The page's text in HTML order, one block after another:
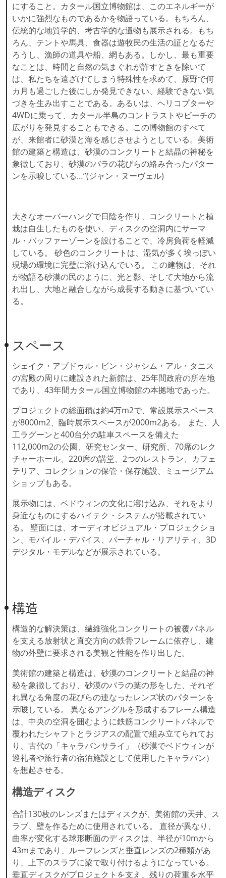
にすること。カタール国立博物館は、このエネルギーが
いかに強烈なものであるかを物語っている。もちろん、
伝統的な地質学的、考古学的な遺物も展示される。もち
ろん、テントや馬具、食器は遊牧民の生活の証となるだ
ろうし、漁師の道具や船、網もある。しかし、最も重要
なことは、時間と自然の気まぐれが許すときを除いて
は、私たちを遠ざけてしまう特殊性を求めて、原野で何
カ月も過ごした後にしか発見できない、経験できない気
づきを生み出すことである。あるいは、ヘリコプターや
4WDに乗って、カタール半島のコントラストやビーチの
広がりを発見することもできる。この博物館のすべて
が、来館者に砂漠と海を感じさせようとしている。美術
館の建築と構造は、砂漠のコンクリートと結晶の神秘を
象徴しており、砂漠のバラの花びらの絡み合ったパター
ンを示唆している…”(ジャン・ヌーヴェル)
大きなオーバーハングで日陰を作り、コンクリートと植
栽は自生したものを使い、ディスクの空洞内にサーマ
ル・バッファーゾーンを設けることで、冷房負荷を軽減
している。 砂色のコンクリートは、湿気が多く埃っぽい
現場の環境に完璧に溶け込んでいる。 この建物は、それ
が物語る砂漠の民のように、光と影、そして大地から流
れ出し、大地と融合しながら成長する動きに基づいてい
る。
スペース
シェイク・アブドゥル・ビン・ジャシム・アル・タニス
の宮殿の周りに建設された新館は、25年間政府の所在地
であり、43年間カタール国立博物館の本拠地であった。
プロジェクトの総面積は約4万m2で、常設展示スペース
が8000m2、臨時展示スペースが2000m2ある。 また、人
工ラグーンと400台分の駐車スペースを備えた
112,000m2の公園、研究センター、研究所、70席のレク
チャーホール、220席の講堂、2つのレストラン、カフェ
テリア、コレクションの保管・保存施設、ミュージアム
ショップもある。
展示物には、ベドウィンの文化に溶け込み、それをより
身近なものにするハイテク・システムが搭載されてい
る。 壁面には、オーディオビジュアル・プロジェクショ
ン、モバイル・デバイス、バーチャル・リアリティ、3D
デジタル・モデルなどが展示されている。
構造
構造的な解決策は、繊維強化コンクリートの被覆パネル
を支える放射状と直交方向の鉄骨フレームに依存し、建
物の外壁に要求される美観と性能を作り出した。
美術館の建築と構造は、砂漠のコンクリートと結晶の神
秘を象徴しており、砂漠のバラの葉の形をした、それぞ
れ異なる角度の花びらの連なったレンズ状のパターンを
示唆している。 異なるアングルを形成するフレーム構造
は、中央の空洞を囲むように鉄筋コンクリートパネルで
覆われたシャフトとラジアスの配置で組み立てられてお
り、古代の「キャラバンサライ」（砂漠でベドウィンが
巡礼者や旅行者の宿泊施設として使用したキャラバン）
を想起させる。
構造ディスク
合計130枚のレンズまたはディスクが、美術館の天井、ス
ラブ、壁を作るために使用されている。 直径が異なり、
曲率が変化する球形断面のディスクは、半径が10mから
43mまであり、ルーフレンズと垂直レンズの2種類があ
り、上下のスラブに梁で取り付けるようになっている。
垂直ディスクがプロジェクトを支え、残りの荷重を水平